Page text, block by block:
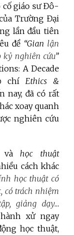
cố giáo sư Đô-
Trường Đại
lần đầu tiên
đề “Gian lận
kỷ nghiên cứu”
A Decade
chí Ethics &
nay, đã có rất
xoay quanh
nghiên cứu
và học thuật
cách khác
học thuật có
có trách nhiệm
giảng dạy...
xử ngay
học thuật,